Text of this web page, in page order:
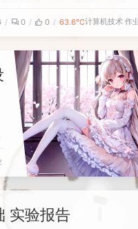
将图像从空间域转换到频
同态滤波器对图像的照明和
强，本文提出的算法有效解决
的问题
0 0 63.6℃计算机技术 作业
实验报告